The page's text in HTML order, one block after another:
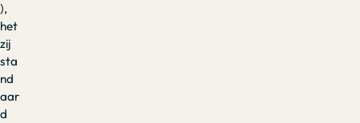
),
het
zij
sta
nd
aar
d